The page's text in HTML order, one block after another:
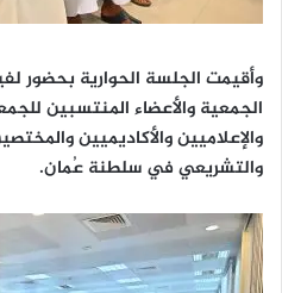
وأقيمت الجلسة الحوارية بحضور
الجمعية والأعضاء المنتسبين
والإعلاميين والأكاديميين
والتشريعي في سلطنة عُمان.